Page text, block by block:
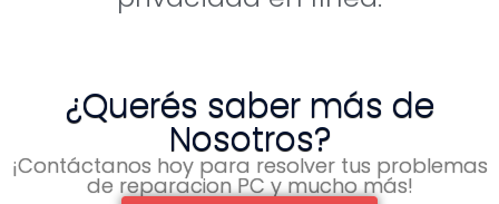
¿Querés saber más de
Nosotros?
¡Contáctanos hoy para resolver tus problemas
de reparacion PC y mucho más!